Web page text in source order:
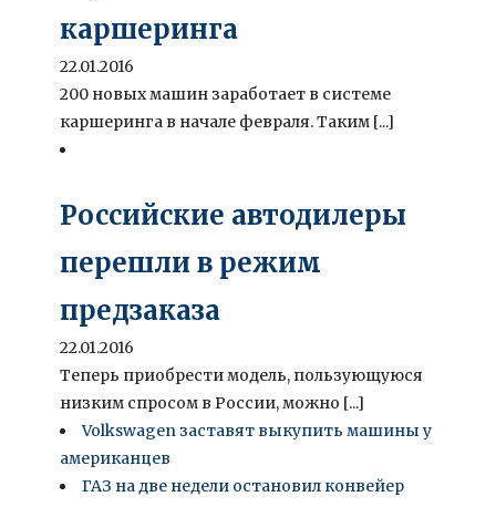
каршеринга
22.01.2016
200 новых машин заработает в системе
каршеринга в начале февраля. Таким [...]
Российские автодилеры
перешли в режим
предзаказа
22.01.2016
Теперь приобрести модель, пользующуюся
низким спросом в России, можно [...]
Volkswagen заставят выкупить машины у
американцев
ГАЗ на две недели остановил конвейер